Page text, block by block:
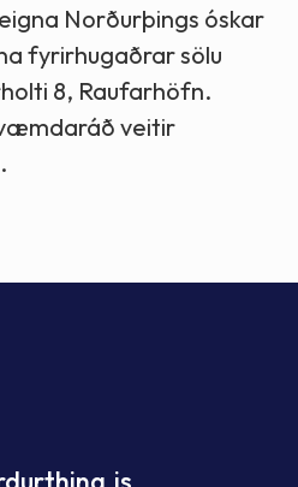
Norðurþings óskar
fyrirhugaðrar sölu
8, Raufarhöfn.
veitir